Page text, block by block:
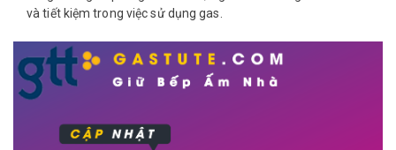
và tiết kiệm trong việc sử dụng gas.